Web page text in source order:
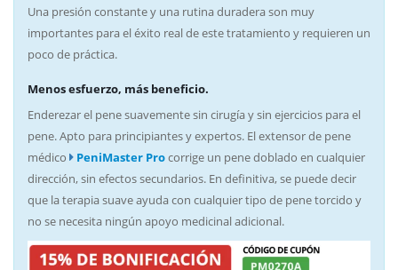
Una presión constante y una rutina duradera son muy
importantes para el éxito real de este tratamiento y requieren un
poco de práctica.
Menos esfuerzo, más beneficio.
Enderezar el pene suavemente sin cirugía y sin ejercicios para el
pene. Apto para principiantes y expertos. El extensor de pene
médico
PeniMaster Procorrige un pene doblado en cualquier
dirección, sin efectos secundarios. En definitiva, se puede decir
que la terapia suave ayuda con cualquier tipo de pene torcido y
no se necesita ningún apoyo medicinal adicional.